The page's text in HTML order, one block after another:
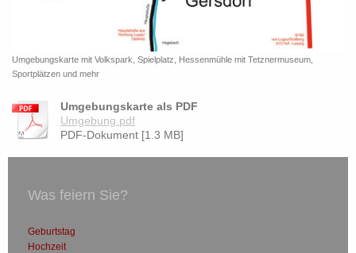
Umgebungskarte mit Volkspark, Spielplatz, Hessenmühle mit Tetznermuseum,
Sportplätzen und mehr
Umgebungskarte als PDF
Umgebung.pdf
PDF-Dokument [1.3 MB]
Was feiern Sie?
Geburtstag
Hochzeit